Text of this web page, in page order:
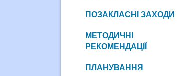
ПОЗАКЛАСНІ ЗАХОДИ
МЕТОДИЧНІ
РЕКОМЕНДАЦІЇ
ПЛАНУВАННЯ